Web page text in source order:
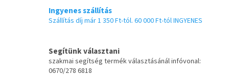
Ingyenes szállítás
Szállítás díj már 1 350 Ft-tól. 60 000 Ft-tól INGYENES
Segítünk választani
szakmai segítség termék választásánál infóvonal:
0670/278 6818